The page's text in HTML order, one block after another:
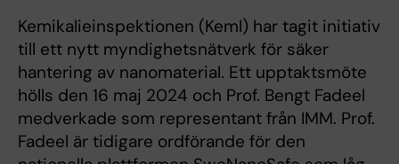
Kemikalieinspektionen (KemI) har tagit initiativ
till ett nytt myndighetsnätverk för säker
hantering av nanomaterial. Ett upptaktsmöte
hölls den 16 maj 2024 och Prof. Bengt Fadeel
medverkade som representant från IMM. Prof.
Fadeel är tidigare ordförande för den